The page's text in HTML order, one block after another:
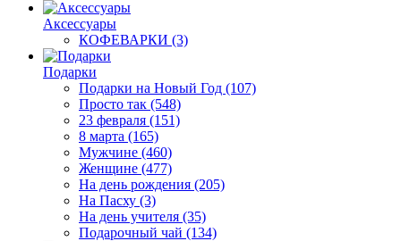
Аксессуары
КОФЕВАРКИ (3)
Подарки
Подарки на Новый Год (107)
Просто так (548)
23 февраля (151)
8 марта (165)
Мужчине (460)
Женщине (477)
На день рождения (205)
На Пасху (3)
На день учителя (35)
Подарочный чай (134)